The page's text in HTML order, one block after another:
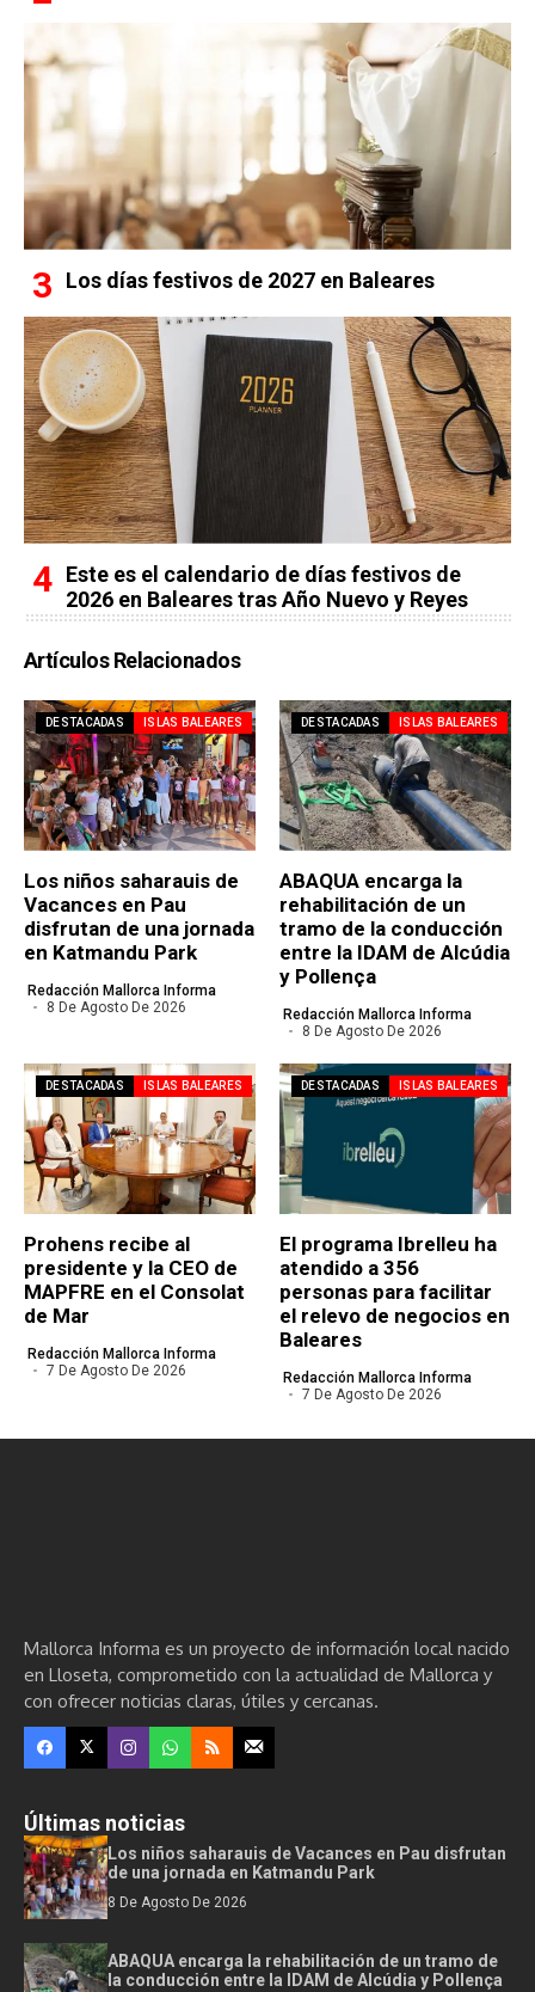
Los días festivos de 2027 en Baleares
Este es el calendario de días festivos de
2026 en Baleares tras Año Nuevo y Reyes
Artículos Relacionados
DESTACADAS ISLAS BALEARES
Los niños saharauis de
Vacances en Pau
disfrutan de una jornada
en Katmandu Park
Redacción Mallorca Informa
8 De Agosto De 2026
DESTACADAS ISLAS BALEARES
ABAQUA encarga la
rehabilitación de un
tramo de la conducción
entre la IDAM de Alcúdia
y Pollença
Redacción Mallorca Informa
8 De Agosto De 2026
DESTACADAS ISLAS BALEARES
Prohens recibe al
presidente y la CEO de
MAPFRE en el Consolat
de Mar
Redacción Mallorca Informa
7 De Agosto De 2026
DESTACADAS ISLAS BALEARES
El programa Ibrelleu ha
atendido a 356
personas para facilitar
el relevo de negocios en
Baleares
Redacción Mallorca Informa
7 De Agosto De 2026
Mallorca Informa es un proyecto de información local nacido
en Lloseta, comprometido con la actualidad de Mallorca y
con ofrecer noticias claras, útiles y cercanas.
Últimas noticias
Los niños saharauis de Vacances en Pau disfrutan
de una jornada en Katmandu Park
8 De Agosto De 2026
ABAQUA encarga la rehabilitación de un tramo de
la conducción entre la IDAM de Alcúdia y Pollença